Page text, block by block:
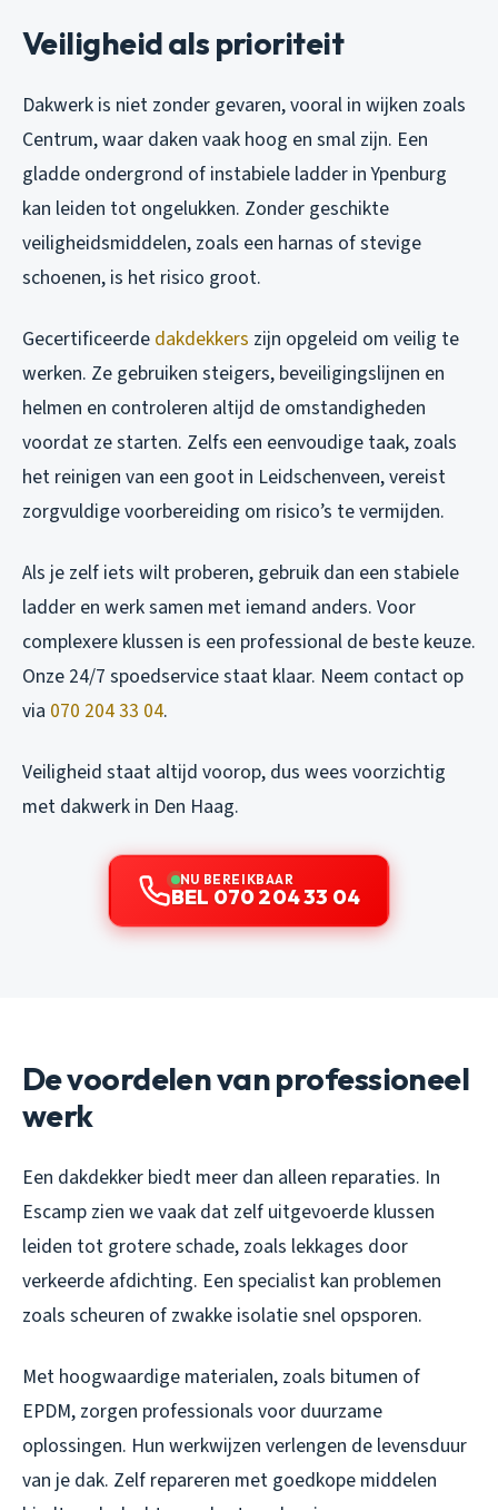
Veiligheid als prioriteit
Dakwerk is niet zonder gevaren, vooral in wijken zoals
Centrum, waar daken vaak hoog en smal zijn. Een
gladde ondergrond of instabiele ladder in Ypenburg
kan leiden tot ongelukken. Zonder geschikte
veiligheidsmiddelen, zoals een harnas of stevige
schoenen, is het risico groot.
Gecertificeerde dakdekkers zijn opgeleid om veilig te
werken. Ze gebruiken steigers, beveiligingslijnen en
helmen en controleren altijd de omstandigheden
voordat ze starten. Zelfs een eenvoudige taak, zoals
het reinigen van een goot in Leidschenveen, vereist
zorgvuldige voorbereiding om risico’s te vermijden.
Als je zelf iets wilt proberen, gebruik dan een stabiele
ladder en werk samen met iemand anders. Voor
complexere klussen is een professional de beste keuze.
Onze 24/7 spoedservice staat klaar. Neem contact op
via 070 204 33 04.
Veiligheid staat altijd voorop, dus wees voorzichtig
met dakwerk in Den Haag.
NU BEREIKBAAR
BEL 070 204 33 04
De voordelen van professioneel
werk
Een dakdekker biedt meer dan alleen reparaties. In
Escamp zien we vaak dat zelf uitgevoerde klussen
leiden tot grotere schade, zoals lekkages door
verkeerde afdichting. Een specialist kan problemen
zoals scheuren of zwakke isolatie snel opsporen.
Met hoogwaardige materialen, zoals bitumen of
EPDM, zorgen professionals voor duurzame
oplossingen. Hun werkwijzen verlengen de levensduur
van je dak. Zelf repareren met goedkope middelen